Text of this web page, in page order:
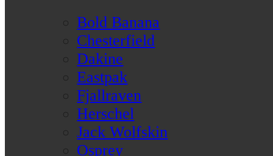
Bold Banana
Chesterfield
Dakine
Eastpak
Fjallraven
Herschel
Jack Wolfskin
Osprey